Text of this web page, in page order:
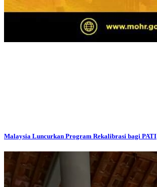
Malaysia Luncurkan Program Rekalibrasi bagi PATI